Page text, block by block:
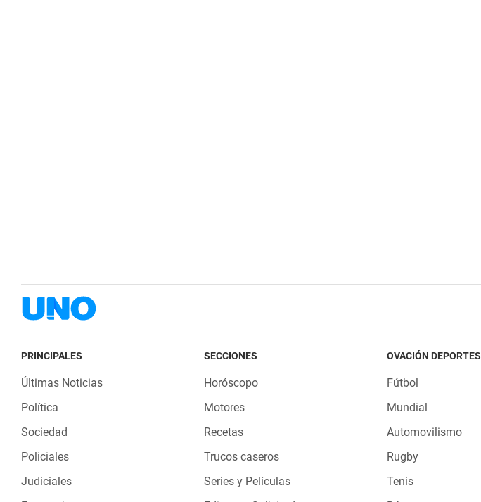
PRINCIPALES
Últimas Noticias
Política
Sociedad
Policiales
Judiciales
SECCIONES
Horóscopo
Motores
Recetas
Trucos caseros
Series y Películas
OVACIÓN DEPORTES
Fútbol
Mundial
Automovilismo
Rugby
Tenis